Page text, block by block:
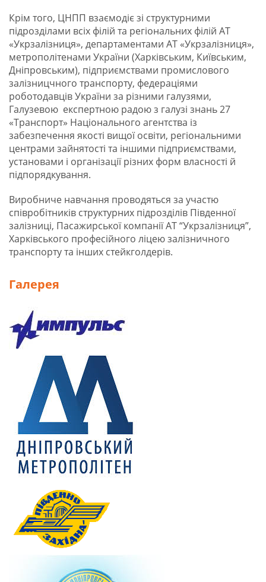
Крім того, ЦНПП взаємодіє зі структурними
підрозділами всіх філій та регіональних філій АТ
«Укрзалізниця», департаментами АТ «Укрзалізниця»,
метрополітенами України (Харківським, Київським,
Дніпровським), підприємствами промислового
залізницчного транспорту, федераціями
роботодавців України за різними галузями,
Галузевою експертною радою з галузі знань 27
«Транспорт» Національного агентства із
забезпечення якості вищої освіти, регіональними
центрами зайнятості та іншими підприємствами,
установами і організації різних форм власності й
підпорядкування.
Виробниче навчання проводяться за участю
співробітників структурних підрозділів Південної
залізниці, Пасажирської компанії АТ “Укрзалізниця”,
Харківського професійного ліцею залізничного
транспорту та інших стейкголдерів.
Галерея